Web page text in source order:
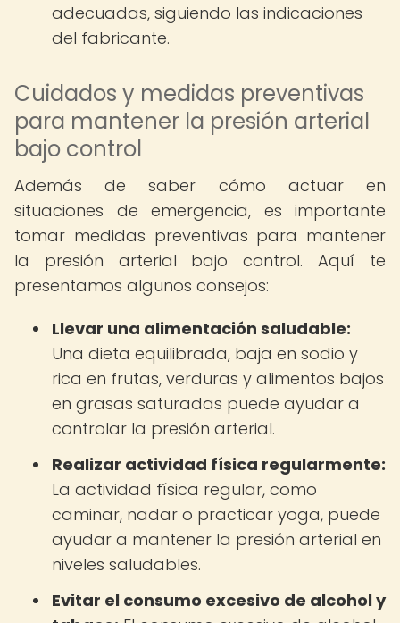
adecuadas, siguiendo las indicaciones
del fabricante.
Cuidados y medidas preventivas
para mantener la presión arterial
bajo control
Además de saber cómo actuar en
situaciones de emergencia, es importante
tomar medidas preventivas para mantener
la presión arterial bajo control. Aquí te
presentamos algunos consejos:
Llevar una alimentación saludable:
Una dieta equilibrada, baja en sodio y
rica en frutas, verduras y alimentos bajos
en grasas saturadas puede ayudar a
controlar la presión arterial.
Realizar actividad física regularmente:
La actividad física regular, como
caminar, nadar o practicar yoga, puede
ayudar a mantener la presión arterial en
niveles saludables.
Evitar el consumo excesivo de alcohol y